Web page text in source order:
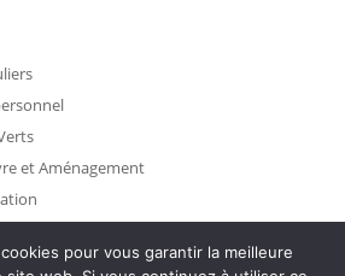
et Aménagement
pour vous garantir la meilleure